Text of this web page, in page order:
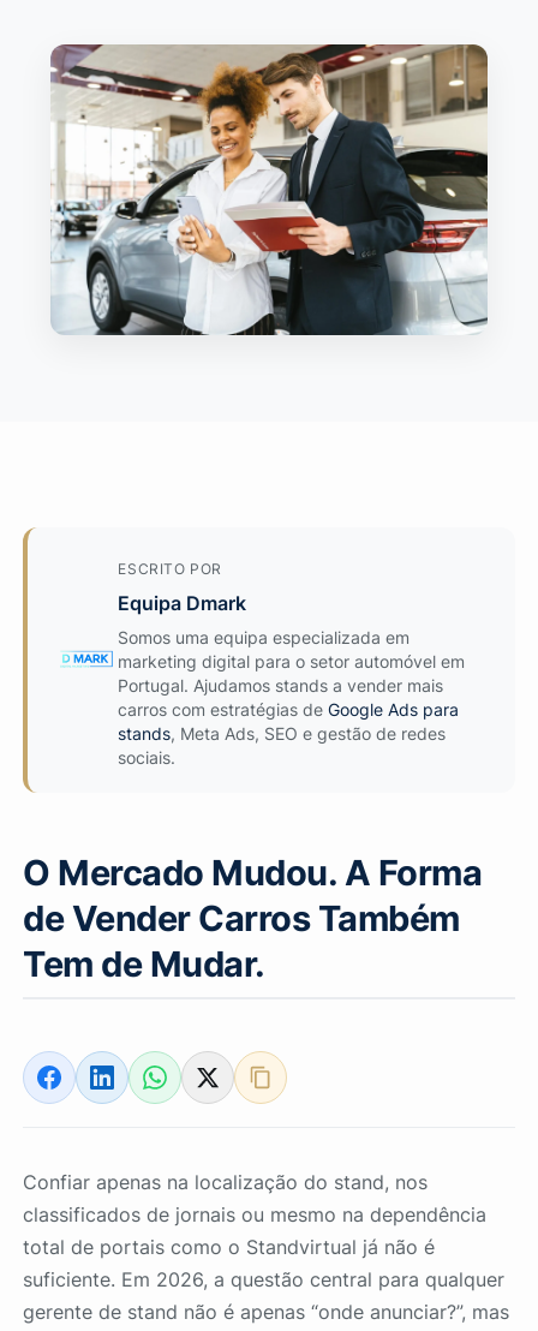
ESCRITO POR
Equipa Dmark
Somos uma equipa especializada em
marketing digital para o setor automóvel em
Portugal. Ajudamos stands a vender mais
carros com estratégias deGoogle Ads para
stands, Meta Ads, SEO e gestão de redes
sociais.
O Mercado Mudou. A Forma
de Vender Carros Também
Tem de Mudar.
Confiar apenas na localização do stand, nos
classificados de jornais ou mesmo na dependência
total de portais como o Standvirtual já não é
suficiente. Em 2026, a questão central para qualquer
gerente de stand não é apenas “onde anunciar?”, mas